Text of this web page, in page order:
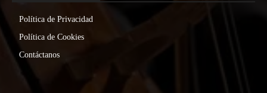
Política de Privacidad
Política de Cookies
Contáctanos